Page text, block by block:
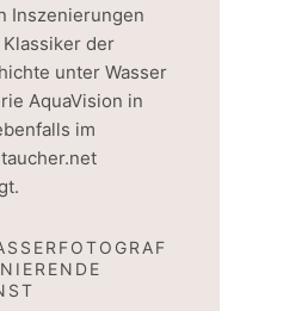
Inszenierungen
der
unter Wasser
AquaVision in
im